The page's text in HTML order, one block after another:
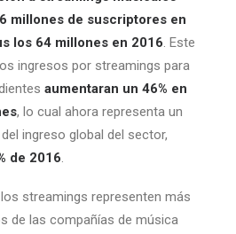
millones de suscriptores en
los 64 millones en 2016. Este
ingresos por streamings para
aumentaran un 46% en
, lo cual ahora representa un
del ingreso global del sector,
de 2016.
streamings representen más
de las compañías de música